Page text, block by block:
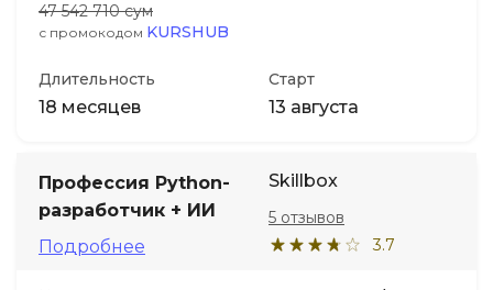
47 542 710 сум
с промокодом KURSHUB
Длительность
18 месяцев
Старт
13 августа
Профессия Python-
разработчик + ИИ
Подробнее
Skillbox
3.7
5 отзывов